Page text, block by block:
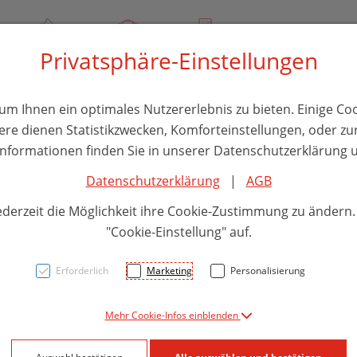
Über uns Rezept-Anfrage Service
Privatsphäre-Einstellungen
Ihnen ein optimales Nutzererlebnis zu bieten. Einige
dienen Statistikzwecken, Komforteinstellungen, oder
finden Sie in unserer Datenschutzerklärung
Datenschutzerklärung| AGB
die Möglichkeit ihre Cookie-Zustimmung zu
"Cookie-Einstellung" auf.
Erforderlich Marketing Personalisierung
Mehr Cookie-Infos einblenden